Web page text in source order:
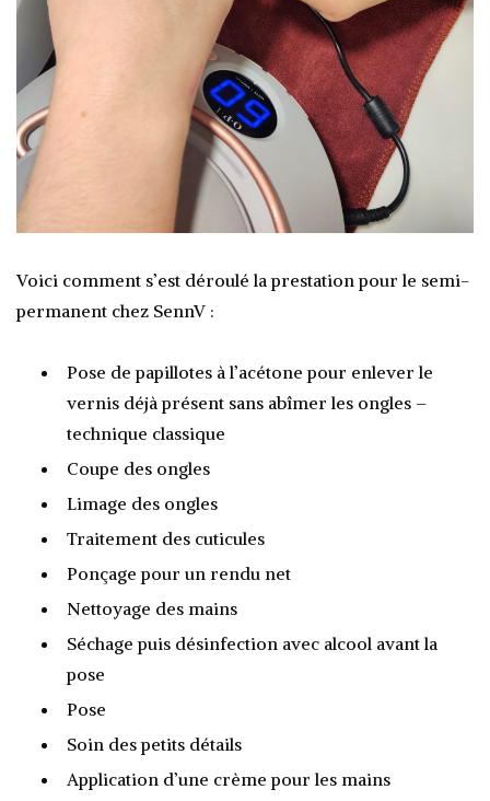
Voici comment s’est déroulé la prestation pour le semi-
permanent chez SennV :
Pose de papillotes à l’acétone pour enlever le
vernis déjà présent sans abîmer les ongles –
technique classique
Coupe des ongles
Limage des ongles
Traitement des cuticules
Ponçage pour un rendu net
Nettoyage des mains
Séchage puis désinfection avec alcool avant la
pose
Pose
Soin des petits détails
Application d’une crème pour les mains